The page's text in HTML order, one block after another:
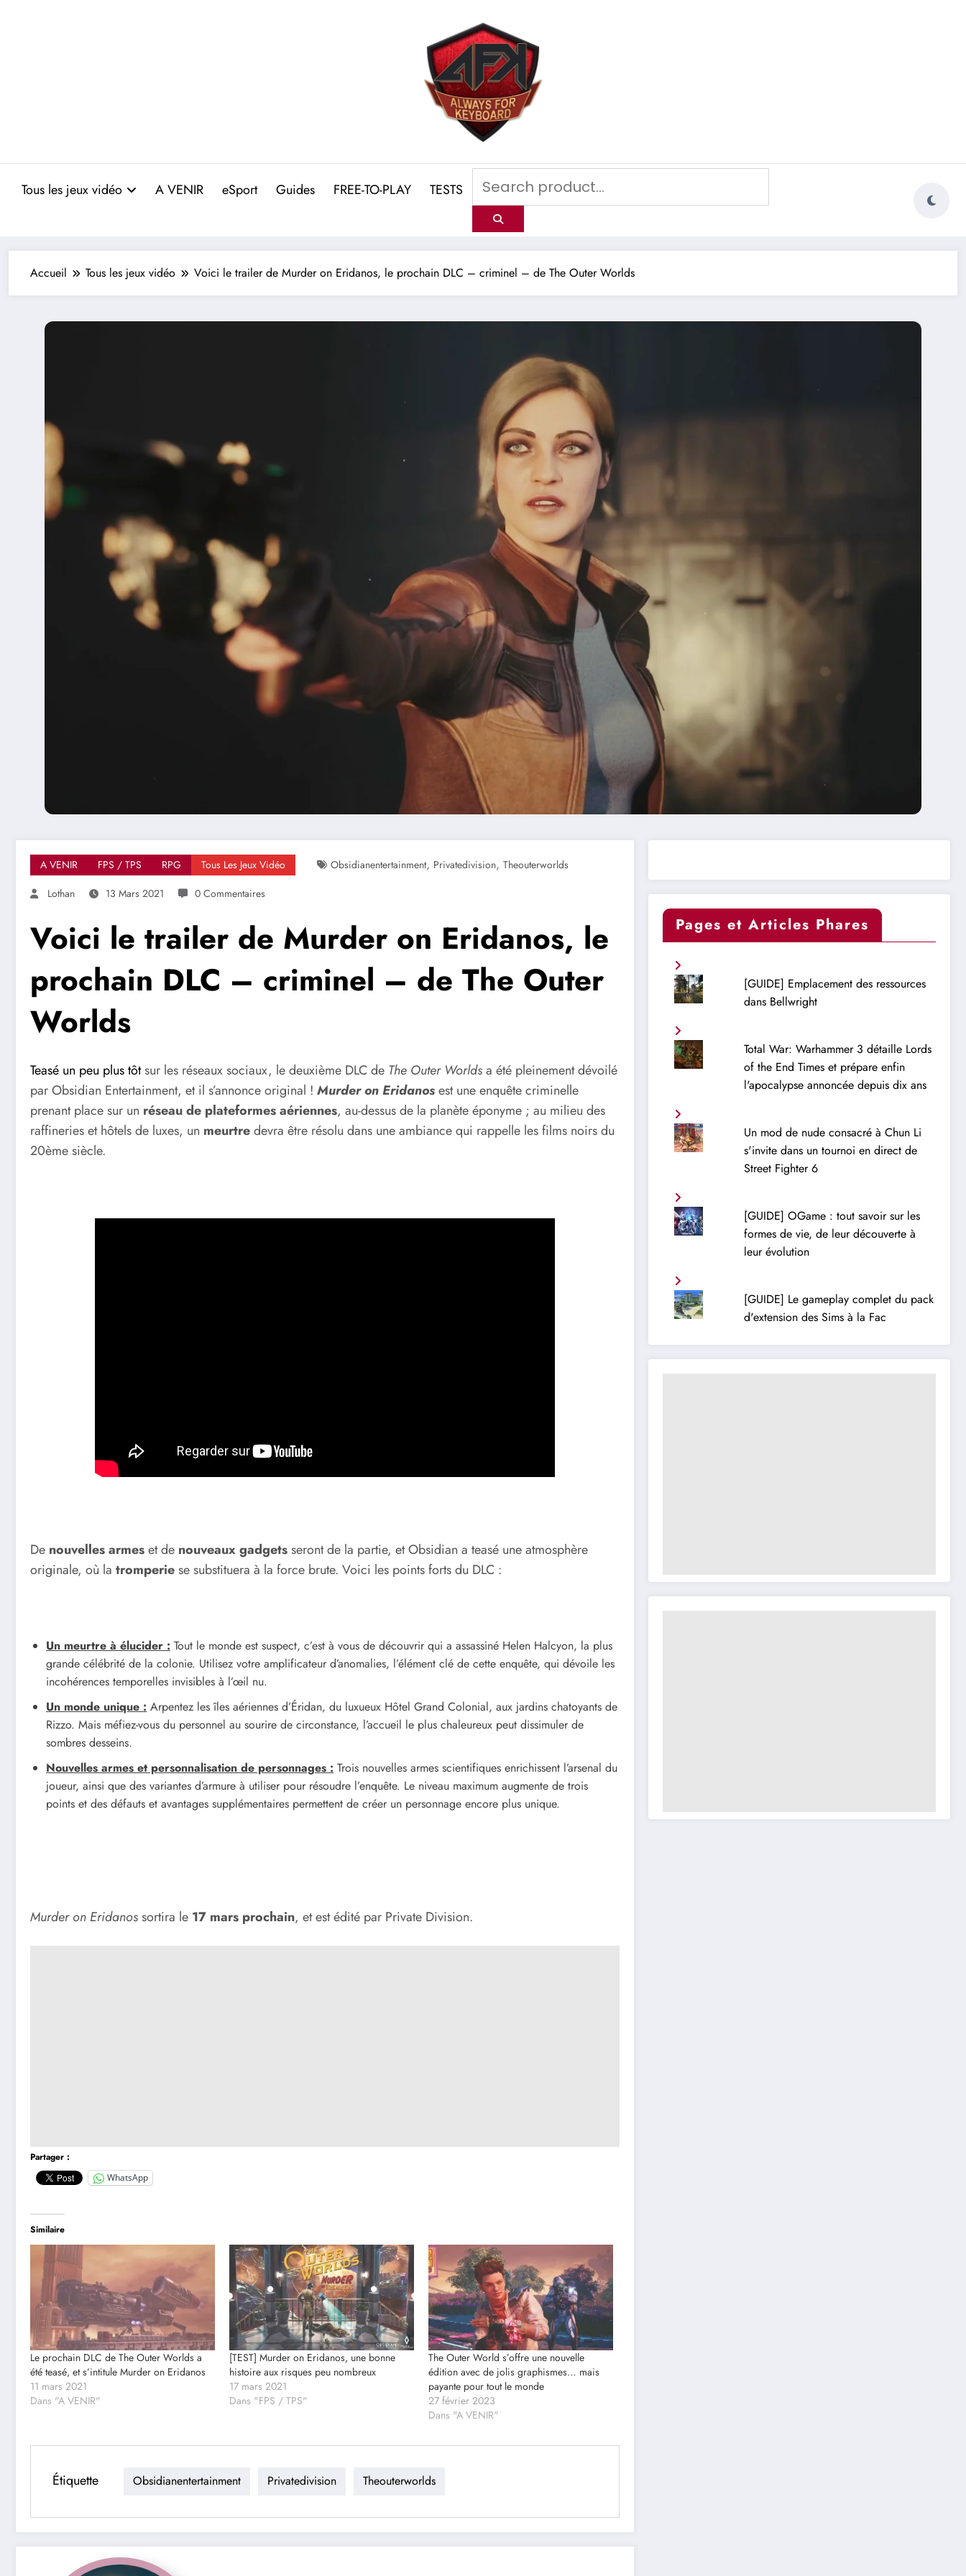
Tous les jeux vidéo A VENIR eSport Guides FREE-TO-PLAY TESTS
Accueil Tous les jeux vidéo Voici le trailer de Murder on Eridanos, le prochain DLC – criminel – de The Outer Worlds
A VENIR FPS / TPS RPG Tous Les Jeux Vidéo Obsidianentertainment, Privatedivision, Theouterworlds
Lothan
13 Mars 2021 0 Commentaires
Voici le trailer de Murder on Eridanos, le
prochain DLC – criminel – de The Outer
Worlds
Teasé un peu plus tôtsur les réseaux sociaux, le deuxième DLC de The Outer Worldsa été pleinement dévoilé
par Obsidian Entertainment, et il s’annonce original ! Murder on Eridanosest une enquête criminelle
prenant place sur un réseau de plateformes aériennes, au-dessus de la planète éponyme ; au milieu des
raffineries et hôtels de luxes, un meurtredevra être résolu dans une ambiance qui rappelle les films noirs du
20ème siècle.
De nouvelles armeset de nouveaux gadgetsseront de la partie, et Obsidian a teasé une atmosphère
originale, où la tromperiese substituera à la force brute. Voici les points forts du DLC :
Un meurtre à élucider : Tout le monde est suspect, c’est à vous de découvrir qui a assassiné Helen Halcyon, la plus
grande célébrité de la colonie. Utilisez votre amplificateur d’anomalies, l’élément clé de cette enquête, qui dévoile les
incohérences temporelles invisibles à l’œil nu.
Un monde unique : Arpentez les îles aériennes d’Éridan, du luxueux Hôtel Grand Colonial, aux jardins chatoyants de
Rizzo. Mais méfiez-vous du personnel au sourire de circonstance, l’accueil le plus chaleureux peut dissimuler de
sombres desseins.
Nouvelles armes et personnalisation de personnages : Trois nouvelles armes scientifiques enrichissent l’arsenal du
joueur, ainsi que des variantes d’armure à utiliser pour résoudre l’enquête. Le niveau maximum augmente de trois
points et des défauts et avantages supplémentaires permettent de créer un personnage encore plus unique.
Murder on Eridanossortira le 17 mars prochain, et est édité par Private Division.
Partager :
WhatsApp
Similaire
Le prochain DLC de The Outer Worlds a
été teasé, et s’intitule Murder on Eridanos
11 mars 2021
Dans "A VENIR"
[TEST] Murder on Eridanos, une bonne
histoire aux risques peu nombreux
17 mars 2021
Dans "FPS / TPS"
The Outer World s’offre une nouvelle
édition avec de jolis graphismes… mais
payante pour tout le monde
27 février 2023
Dans "A VENIR"
Étiquette Obsidianentertainment Privatedivision Theouterworlds
Pages et Articles Phares
[GUIDE] Emplacement des ressources
dans Bellwright
Total War: Warhammer 3 détaille Lords
of the End Times et prépare enfin
l'apocalypse annoncée depuis dix ans
Un mod de nude consacré à Chun Li
s'invite dans un tournoi en direct de
Street Fighter 6
[GUIDE] OGame : tout savoir sur les
formes de vie, de leur découverte à
leur évolution
[GUIDE] Le gameplay complet du pack
d'extension des Sims à la Fac